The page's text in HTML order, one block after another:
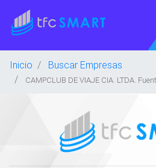
Inicio Buscar Empresas
CAMPCLUB DE VIAJE CIA. LTDA.